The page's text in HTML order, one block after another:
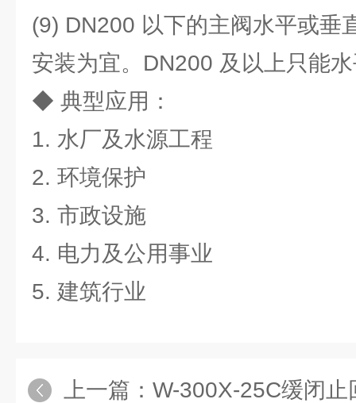
(9) DN200 以下的主阀水平或垂
安装为宜。DN200 及以上只能
◆ 典型应用：
1. 水厂及水源工程
2. 环境保护
3. 市政设施
4. 电力及公用事业
5. 建筑行业
上一篇： W-300X-25C缓闭